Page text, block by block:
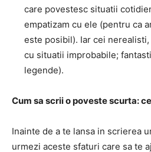
care povestesc situatii
empatizam cu ele (pentru ca
este posibil). Iar cei
cu situatii improbabile;
legende).
Cum sa scrii o poveste scurta:
Inainte de a te lansa in scrierea
urmezi aceste sfaturi care sa te